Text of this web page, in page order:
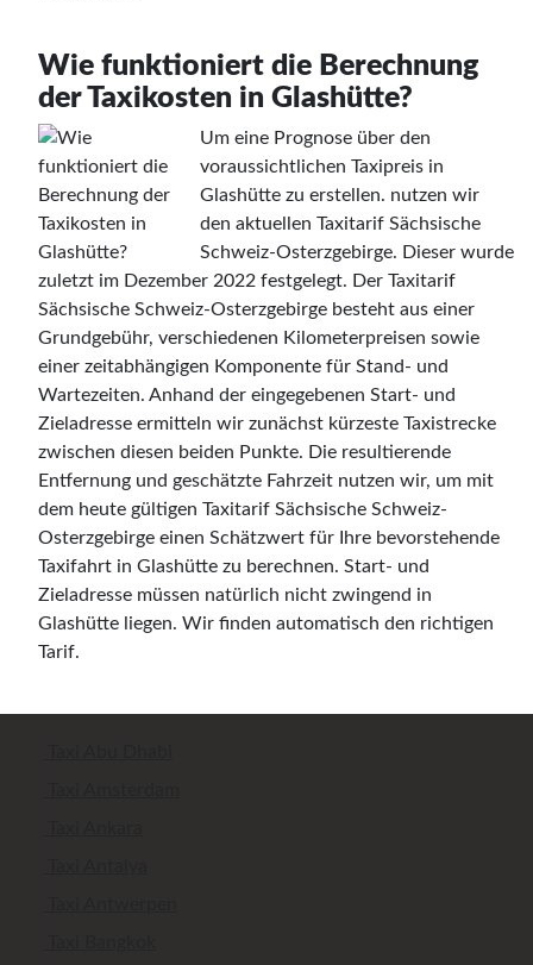
Wie funktioniert die Berechnung
der Taxikosten in Glashütte?
Um eine Prognose über den
voraussichtlichen Taxipreis in
Glashütte zu erstellen. nutzen wir
den aktuellen Taxitarif Sächsische
Schweiz-Osterzgebirge. Dieser wurde
zuletzt im Dezember 2022 festgelegt. Der Taxitarif
Sächsische Schweiz-Osterzgebirge besteht aus einer
Grundgebühr, verschiedenen Kilometerpreisen sowie
einer zeitabhängigen Komponente für Stand- und
Wartezeiten. Anhand der eingegebenen Start- und
Zieladresse ermitteln wir zunächst kürzeste Taxistrecke
zwischen diesen beiden Punkte. Die resultierende
Entfernung und geschätzte Fahrzeit nutzen wir, um mit
dem heute gültigen Taxitarif Sächsische Schweiz-
Osterzgebirge einen Schätzwert für Ihre bevorstehende
Taxifahrt in Glashütte zu berechnen. Start- und
Zieladresse müssen natürlich nicht zwingend in
Glashütte liegen. Wir finden automatisch den richtigen
Tarif.